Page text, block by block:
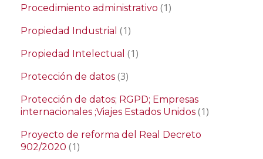
Procedimiento administrativo (1)
Propiedad Industrial (1)
Propiedad Intelectual (1)
Protección de datos (3)
Protección de datos; RGPD; Empresas
internacionales ;Viajes Estados Unidos (1)
Proyecto de reforma del Real Decreto
902/2020 (1)